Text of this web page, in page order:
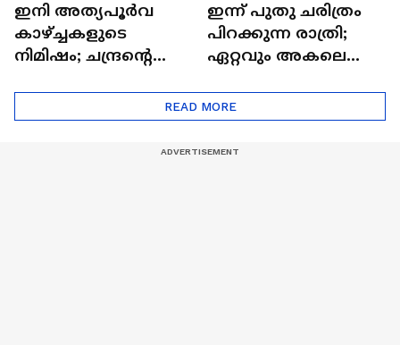
ഇനി അത്യപൂര്‍വ
കാഴ്ച്ചകളുടെ
നിമിഷം; ചന്ദ്രന്റെ
ഒറിയോണിന്റെ യാത്ര
ആരംഭിച്ചു
ഇന്ന് പുതു ചരിത്രം
പിറക്കുന്ന രാത്രി;
ഏറ്റവും അകലെ
READ MORE